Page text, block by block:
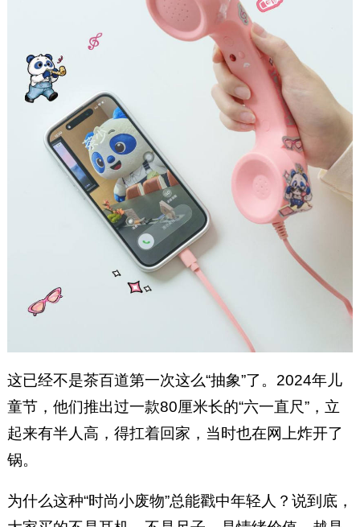
这已经不是茶百道第一次这么“抽象”了。2024年儿
童节，他们推出过一款80厘米长的“六一直尺”，立
起来有半人高，得扛着回家，当时也在网上炸开了
锅。
为什么这种“时尚小废物”总能戳中年轻人？说到底，